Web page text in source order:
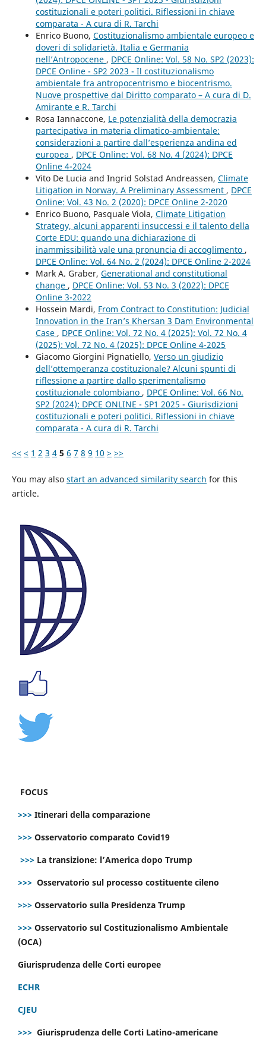
costituzionali e poteri politici. Riflessioni in chiave
comparata - A cura di R. Tarchi
Enrico Buono, Costituzionalismo ambientale europeo e
doveri di solidarietà. Italia e Germania
nell’Antropocene , DPCE Online: Vol. 58 No. SP2 (2023):
DPCE Online - SP2 2023 - Il costituzionalismo
ambientale fra antropocentrismo e biocentrismo.
Nuove prospettive dal Diritto comparato – A cura di D.
Amirante e R. Tarchi
Rosa Iannaccone, Le potenzialità della democrazia
partecipativa in materia climatico-ambientale:
considerazioni a partire dall’esperienza andina ed
europea , DPCE Online: Vol. 68 No. 4 (2024): DPCE
Online 4-2024
Vito De Lucia and Ingrid Solstad Andreassen, Climate
Litigation in Norway. A Preliminary Assessment , DPCE
Online: Vol. 43 No. 2 (2020): DPCE Online 2-2020
Enrico Buono, Pasquale Viola, Climate Litigation
Strategy, alcuni apparenti insuccessi e il talento della
Corte EDU: quando una dichiarazione di
inammissibilità vale una pronuncia di accoglimento ,
DPCE Online: Vol. 64 No. 2 (2024): DPCE Online 2-2024
Mark A. Graber, Generational and constitutional
change , DPCE Online: Vol. 53 No. 3 (2022): DPCE
Online 3-2022
Hossein Mardi, From Contract to Constitution: Judicial
Innovation in the Iran’s Khersan 3 Dam Environmental
Case , DPCE Online: Vol. 72 No. 4 (2025): Vol. 72 No. 4
(2025): Vol. 72 No. 4 (2025): DPCE Online 4-2025
Giacomo Giorgini Pignatiello, Verso un giudizio
dell’ottemperanza costituzionale? Alcuni spunti di
riflessione a partire dallo sperimentalismo
costituzionale colombiano , DPCE Online: Vol. 66 No.
SP2 (2024): DPCE ONLINE - SP1 2025 - Giurisdizioni
costituzionali e poteri politici. Riflessioni in chiave
comparata - A cura di R. Tarchi
<< < 1 2 3 4 5 6 7 8 9 10 > >>
You may also start an advanced similarity search for this
article.
FOCUS
>>> Itinerari della comparazione
>>> Osservatorio comparato Covid19
>>> La transizione: l’America dopo Trump
>>> Osservatorio sul processo costituente cileno
>>> Osservatorio sulla Presidenza Trump
>>> Osservatorio sul Costituzionalismo Ambientale
(OCA)
Giurisprudenza delle Corti europee
ECHR
CJEU
>>> Giurisprudenza delle Corti Latino-americane